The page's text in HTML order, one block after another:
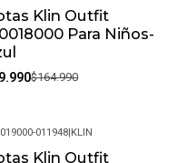
-58% Klin Outfit
Para Niños-
$164.990
-56%
011948 KLIN
Klin Outfit